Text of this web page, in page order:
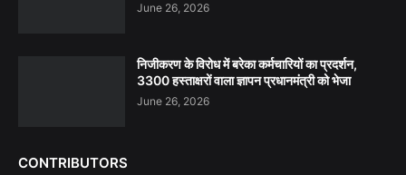
June 26, 2026
निजीकरण के विरोध में बरेका कर्मचारियों का प्रदर्शन,
3300 हस्ताक्षरों वाला ज्ञापन प्रधानमंत्री को भेजा
June 26, 2026
CONTRIBUTORS